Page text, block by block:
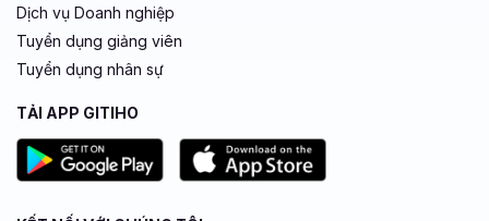
Dịch vụ Doanh nghiệp
Tuyển dụng giảng viên
Tuyển dụng nhân sự
TẢI APP GITIHO